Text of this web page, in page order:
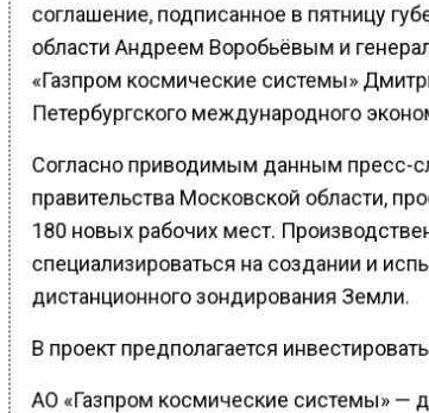
соглашение, подписанное в пятницу
области Андреем Воробьёвым и
«Газпром космические системы»
Петербургского международного
Согласно приводимым данным пресс-
правительства Московской области,
180 новых рабочих мест.
специализироваться на создании и
дистанционного зондирования Земли.
В проект предполагается
АО «Газпром космические системы» —